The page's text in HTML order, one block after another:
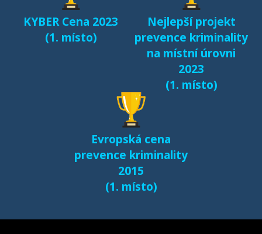
KYBER Cena 2023
(1. místo)
Nejlepší projekt
prevence kriminality
na místní úrovni
2023
(1. místo)
Evropská cena
prevence kriminality
2015
(1. místo)